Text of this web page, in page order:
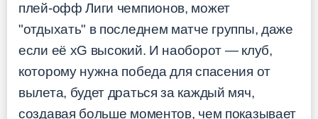
плей-офф Лиги чемпионов, может
"отдыхать" в последнем матче группы, даже
если её xG высокий. И наоборот — клуб,
которому нужна победа для спасения от
вылета, будет драться за каждый мяч,
создавая больше моментов, чем показывает